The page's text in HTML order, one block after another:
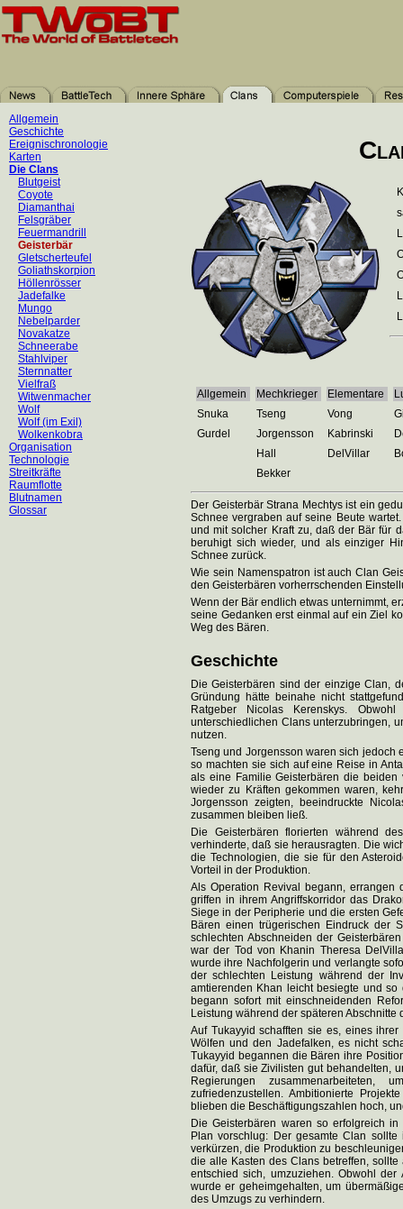
Allgemein
Geschichte
Ereignischronologie
Karten
Die Clans
Blutgeist
Coyote
Diamanthai
Felsgräber
Feuermandrill
Geisterbär
Gletscherteufel
Goliathskorpion
Höllenrösser
Jadefalke
Mungo
Nebelparder
Novakatze
Schneerabe
Stahlviper
Sternnatter
Vielfraß
Witwenmacher
Wolf
Wolf (im Exil)
Wolkenkobra
Organisation
Technologie
Streitkräfte
Raumflotte
Blutnamen
Glossar
Allgemein Mechkrieger Elementare
Snuka
Tseng Vong
Gurdel
Jorgensson Kabrinski
Hall
DelVillar
Bekker
Der Geisterbär Strana Mechtys ist ein
Schnee vergraben auf seine Beute
und mit solcher Kraft zu, daß der Bär für
beruhigt sich wieder, und als einziger
Schnee zurück.
Wie sein Namenspatron ist auch Clan
den Geisterbären vorherrschenden
Wenn der Bär endlich etwas unternimmt,
seine Gedanken erst einmal auf ein Ziel
Weg des Bären.
Geschichte
Die Geisterbären sind der einzige Clan,
Gründung hätte beinahe nicht
Ratgeber Nicolas Kerenskys.
unterschiedlichen Clans unterzubringen,
nutzen.
Tseng und Jorgensson waren sich jedoch
so machten sie sich auf eine Reise in
als eine Familie Geisterbären die
wieder zu Kräften gekommen waren,
Jorgensson zeigten, beeindruckte
zusammen bleiben ließ.
Die Geisterbären florierten während
verhinderte, daß sie herausragten. Die
die Technologien, die sie für den
Vorteil in der Produktion.
Als Operation Revival begann, errangen
griffen in ihrem Angriffskorridor das
Siege in der Peripherie und die ersten
Bären einen trügerischen Eindruck der
schlechten Abschneiden der
war der Tod von Khanin Theresa
wurde ihre Nachfolgerin und verlangte
der schlechten Leistung während der
amtierenden Khan leicht besiegte und
begann sofort mit einschneidenden
Leistung während der späteren
Auf Tukayyid schafften sie es, eines
Wölfen und den Jadefalken, es nicht
Tukayyid begannen die Bären ihre
dafür, daß sie Zivilisten gut behandelten,
Regierungen
zufriedenzustellen. Ambitionierte
blieben die Beschäftigungszahlen hoch,
Die Geisterbären waren so erfolgreich
Plan vorschlug: Der gesamte Clan
verkürzen, die Produktion zu
die alle Kasten des Clans betreffen,
entschied sich, umzuziehen. Obwohl
wurde er geheimgehalten, um
des Umzugs zu verhindern.